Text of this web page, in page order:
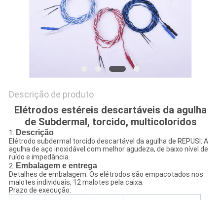
Descrição de produto
Elétrodos estéreis descartáveis da agulha
de Subdermal, torcido, multicoloridos
1. Descrição
Elétrodo subdermal torcido descartável da agulha de REPUSI: A
agulha de aço inoxidável com melhor agudeza, de baixo nível de
ruído e impedância.
2. Embalagem e entrega
Detalhes de embalagem: Os elétrodos são empacotados nos
malotes individuais, 12 malotes pela caixa.
Prazo de execução: